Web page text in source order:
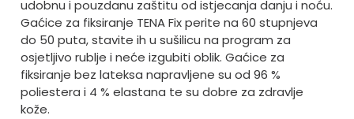
udobnu i pouzdanu zaštitu od istjecanja danju i noću.
Gaćice za fiksiranje TENA Fix perite na 60 stupnjeva
do 50 puta, stavite ih u sušilicu na program za
osjetljivo rublje i neće izgubiti oblik. Gaćice za
fiksiranje bez lateksa napravljene su od 96 %
poliestera i 4 % elastana te su dobre za zdravlje
kože.